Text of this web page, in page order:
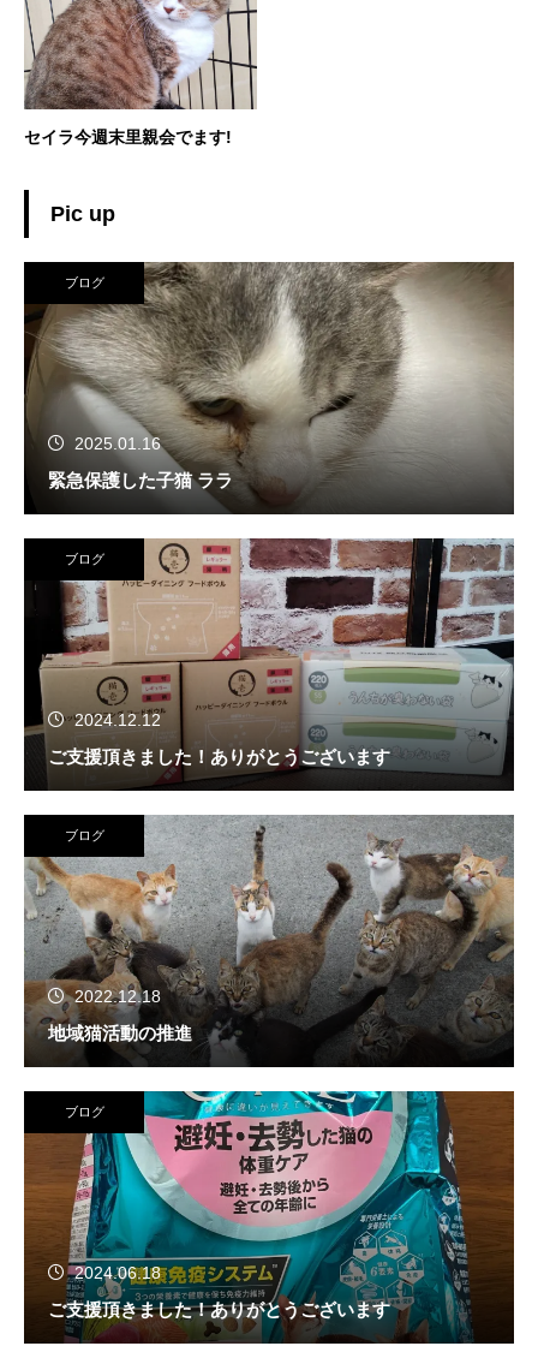
セイラ今週末里親会でます!
Pic up
ブログ
2025.01.16
緊急保護した子猫 ララ
ブログ
2024.12.12
ご支援頂きました！ありがとうございます
ブログ
2022.12.18
地域猫活動の推進
ブログ
2024.06.18
ご支援頂きました！ありがとうございます